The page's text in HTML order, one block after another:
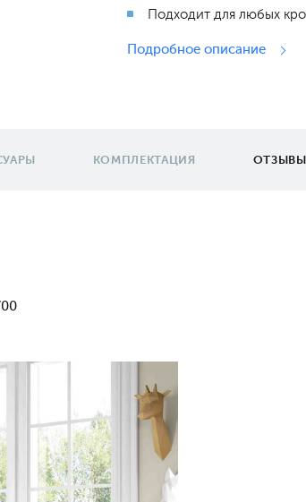
Подходит для любых
Подробное описание
КОМПЛЕКТАЦИЯ ОТЗЫВЫ